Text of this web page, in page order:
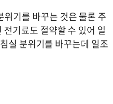
기를 바꾸는 것은 물론 주
기료도 절약할 수 있어 일
실 분위기를 바꾸는데 일조